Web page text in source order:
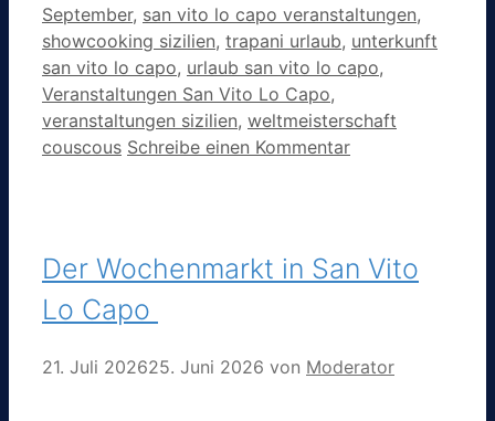
September, san vito lo capo veranstaltungen,
showcooking sizilien, trapani urlaub, unterkunft
san vito lo capo, urlaub san vito lo capo,
Veranstaltungen San Vito Lo Capo,
veranstaltungen sizilien, weltmeisterschaft
couscous Schreibe einen Kommentar
Der Wochenmarkt in San Vito
Lo Capo
21. Juli 202625. Juni 2026 von Moderator